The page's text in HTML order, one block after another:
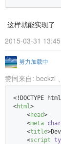
这样就能实现了
2015-03-31 13:45
努力加载中
赞同来自: beckzl 、
<html>
<head>
<meta
<title>
<script